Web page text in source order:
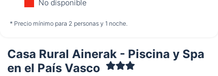
no disponible no disponible
Sábado
15/08
No disponible
* Precio mínimo para 2 personas y 1 noche.
Casa Rural Ainerak - Piscina y Spa
en el País Vasco